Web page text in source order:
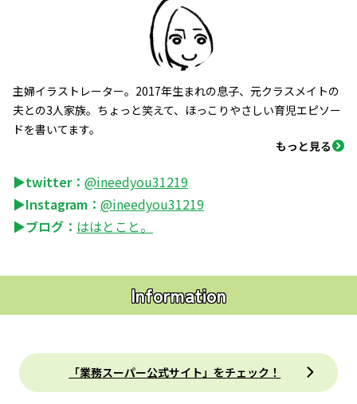
主婦イラストレーター。2017年生まれの息子、元クラスメイトの
夫との3人家族。ちょっと笑えて、ほっこりやさしい育児エピソー
ドを書いてます。
もっと見る
▶twitter： @ineedyou31219
▶Instagram： @ineedyou31219
▶ブログ： ははとこと。
Information
「業務スーパー公式サイト」をチェック！